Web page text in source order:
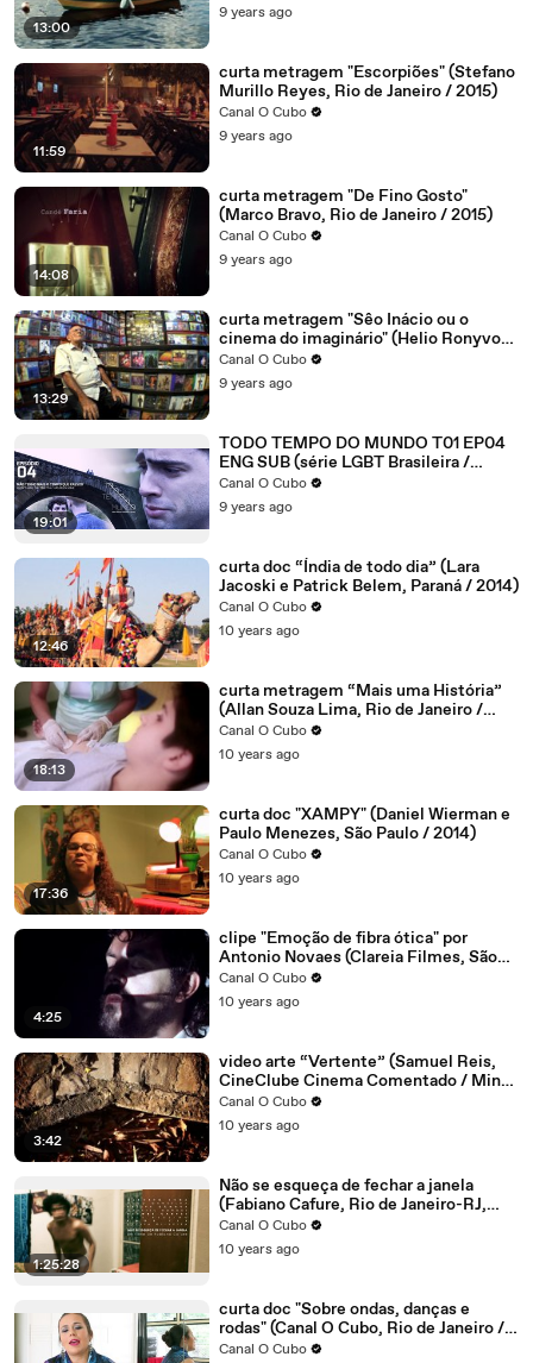
13:00
9 years ago
11:59
curta metragem "Escorpiões" (Stefano
Murillo Reyes, Rio de Janeiro / 2015)
Canal O Cubo
9 years ago
14:08
curta metragem "De Fino Gosto"
(Marco Bravo, Rio de Janeiro / 2015)
Canal O Cubo
9 years ago
13:29
curta metragem "Sêo Inácio ou o
cinema do imaginário" (Helio Ronyvon,
Rio Grande do Norte / 2015)
Canal O Cubo
9 years ago
19:01
TODO TEMPO DO MUNDO T01 EP04
ENG SUB (série LGBT Brasileira /
Brazilian Gay series)
Canal O Cubo
9 years ago
12:46
curta doc “Índia de todo dia” (Lara
Jacoski e Patrick Belem, Paraná / 2014)
Canal O Cubo
10 years ago
18:13
curta metragem “Mais uma História”
(Allan Souza Lima, Rio de Janeiro /
2014)
Canal O Cubo
10 years ago
17:36
curta doc "XAMPY" (Daniel Wierman e
Paulo Menezes, São Paulo / 2014)
Canal O Cubo
10 years ago
4:25
clipe "Emoção de fibra ótica" por
Antonio Novaes (Clareia Filmes, São
Paulo / 2016)
Canal O Cubo
10 years ago
3:42
video arte “Vertente” (Samuel Reis,
CineClube Cinema Comentado / Minas
Gerais,2014)
Canal O Cubo
10 years ago
1:25:28
Não se esqueça de fechar a janela
(Fabiano Cafure, Rio de Janeiro-RJ,
2016) Oficial
Canal O Cubo
10 years ago
curta doc "Sobre ondas, danças e
rodas" (Canal O Cubo, Rio de Janeiro /
2016)
Canal O Cubo